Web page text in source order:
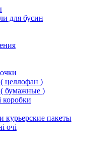
для бусин
целлофан )
бумажные )
коробки
курьерские пакеты
очі